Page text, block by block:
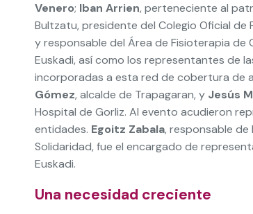
Venero; Iban Arrien, perteneciente al
Bultzatu, presidente del Colegio Oficial de
y responsable del Área de Fisioterapia de
Euskadi, así como los representantes de
incorporadas a esta red de cobertura de
Gómez, alcalde de Trapagaran, y Jesús
Hospital de Gorliz. Al evento acudieron
entidades. Egoitz Zabala, responsable
Solidaridad, fue el encargado de
Euskadi.
Una necesidad creciente